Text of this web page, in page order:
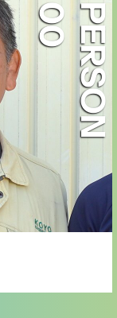
PERSON